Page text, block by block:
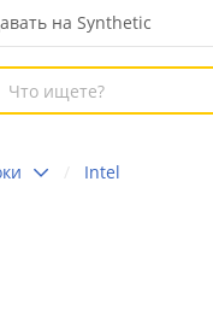
на Synthetic
Intel